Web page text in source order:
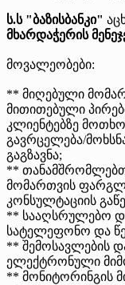
ს.ს "ბაზისბანკი"
მხარდაჭერის
მოვალეობები:
** მიღებული
მითითებული
კლიენტებზე
გავრცელება/
გაგზავნა;
**
მომართვის
კონსულტაციის
** სააღსრულებო
სატელეფონო და
** შემოსავლების
ელექტრონული
** მონიტორინგის